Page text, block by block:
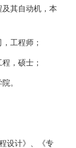
及其自动机，本
工程师；
，硕士；
。
设计》、《专